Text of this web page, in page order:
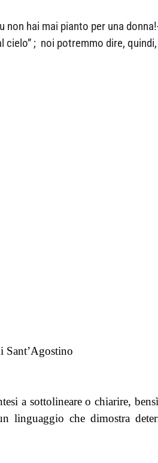
hai mai pianto per una
cielo” ; noi potremmo dire,
Sant’Agostino
a sottolineare o chiarire,
linguaggio che dimostra